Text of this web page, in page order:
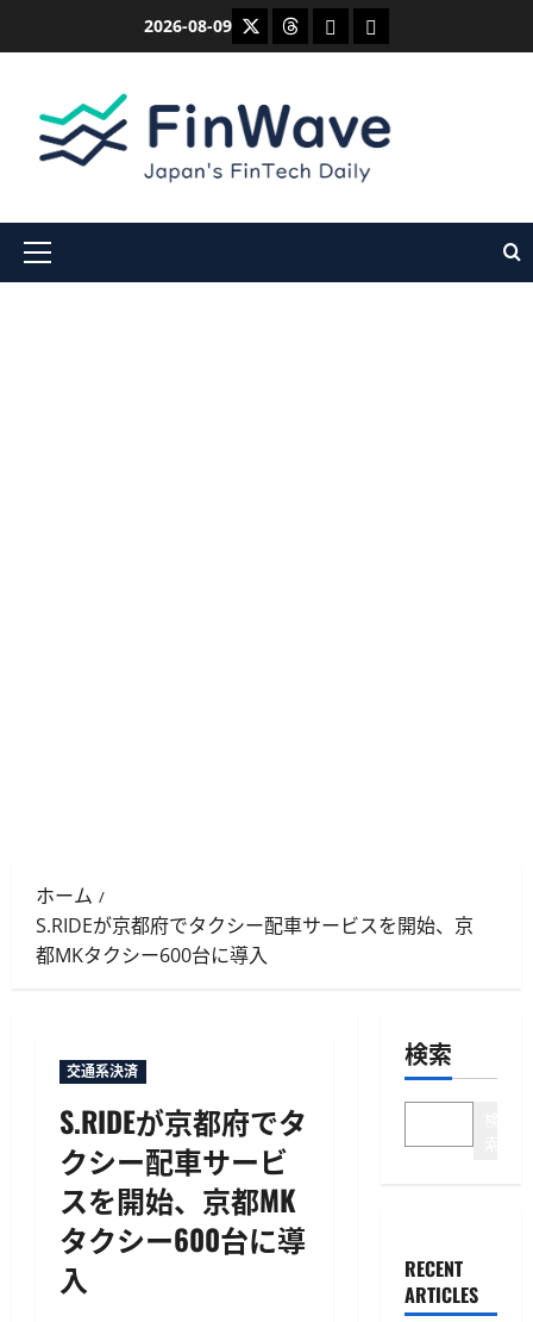
2026-08-09 X ThreadsBlueskyMastodon
メ
ホーム
S.RIDEが京都府でタクシー配車サービスを開始、京
都MKタクシー600台に導入
交通系決済
S.RIDEが京都府でタ
クシー配車サービ
スを開始、京都MK
タクシー600台に導
入
検索
RECENT
ARTICLES